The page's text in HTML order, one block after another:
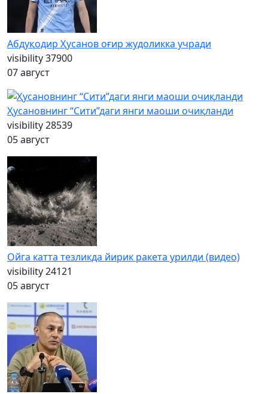
Абдуқодир Ҳусанов оғир жудоликка учради
visibility37900
07 август
Ҳусановнинг “Сити”даги янги маоши очиқланди
visibility28539
05 август
Ойга катта тезликда йирик ракета урилди (видео)
visibility24121
05 август